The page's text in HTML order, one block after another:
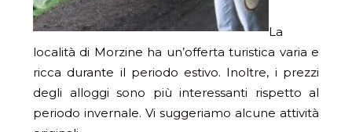
La
località di Morzine ha un’offerta turistica varia e
ricca durante il periodo estivo. Inoltre, i prezzi
degli alloggi sono più interessanti rispetto al
periodo invernale. Vi suggeriamo alcune attività